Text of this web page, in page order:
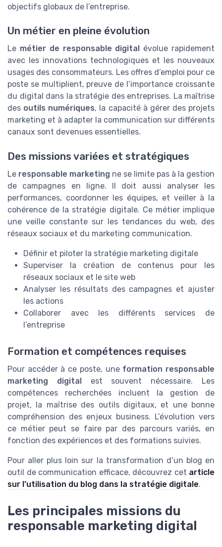
objectifs globaux de l’entreprise.
Un métier en pleine évolution
Le métier de responsable digital
évolue rapidement
avec les innovations technologiques et les nouveaux
usages des consommateurs. Les offres d’emploi pour ce
poste se multiplient, preuve de l’importance croissante
du digital dans la stratégie des entreprises. La maîtrise
des outils numériques, la capacité à gérer des projets
marketing et à adapter la communication sur différents
canaux sont devenues essentielles.
Des missions variées et stratégiques
Le responsable marketing ne se limite pas à la gestion
de campagnes en ligne. Il doit aussi analyser les
performances, coordonner les équipes, et veiller à la
cohérence de la stratégie digitale. Ce métier implique
une veille constante sur les tendances du web, des
réseaux sociaux et du marketing communication.
Définir et piloter la stratégie marketing digitale
Superviser la création de contenus pour les
réseaux sociaux et le site web
Analyser les résultats des campagnes et ajuster
les actions
Collaborer avec les différents services de
l’entreprise
Formation et compétences requises
Pour accéder à ce poste, une formation responsable
marketing digitalest souvent nécessaire. Les
compétences recherchées incluent la gestion de
projet, la maîtrise des outils digitaux, et une bonne
compréhension des enjeux business. L’évolution vers
ce métier peut se faire par des parcours variés, en
fonction des expériences et des formations suivies.
Pour aller plus loin sur la transformation d’un blog en
outil de communication efficace, découvrez cet article
sur l’utilisation du blog dans la stratégie digitale.
Les principales missions du
responsable marketing digital